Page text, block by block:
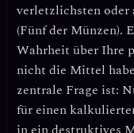
verletzlichsten
(Fünf der Münzen).
Wahrheit über Ihre
nicht die Mittel
zentrale Frage ist:
für einen